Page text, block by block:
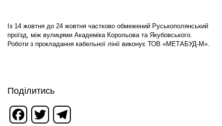
Із 14 жовтня до 24 жовтня частково обмежений Руськополянський
проїзд, між вулицями Академіка Корольова та Якубовського.
Роботи з прокладання кабельної лінії виконує ТОВ «МЕТАБУД-М».
Поділитись
Facebook
Twitter